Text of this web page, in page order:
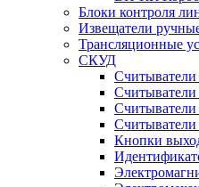
Блоки контроля
Извещатели
Трансляционные
СКУД
Кнопки